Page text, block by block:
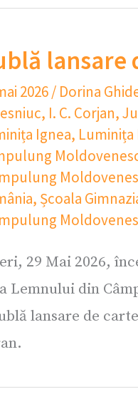
lansare
2026/ Dorina
, I. C. Corjan,
Ignea, Luminița
, Școala
29 Mai 2026,
Lemnului din
lansare de